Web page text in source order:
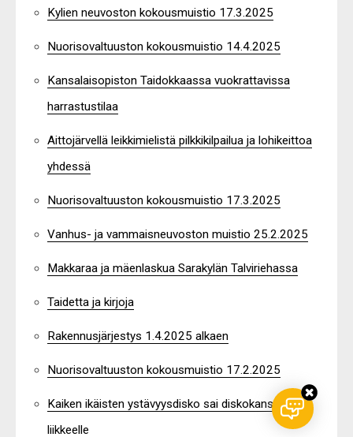
Kylien neuvoston kokousmuistio 17.3.2025
Nuorisovaltuuston kokousmuistio 14.4.2025
Kansalaisopiston Taidokkaassa vuokrattavissa
harrastustilaa
Aittojärvellä leikkimielistä pilkkikilpailua ja lohikeittoa
yhdessä
Nuorisovaltuuston kokousmuistio 17.3.2025
Vanhus- ja vammaisneuvoston muistio 25.2.2025
Makkaraa ja mäenlaskua Sarakylän Talviriehassa
Taidetta ja kirjoja
Rakennusjärjestys 1.4.2025 alkaen
Nuorisovaltuuston kokousmuistio 17.2.2025
Kaiken ikäisten ystävyysdisko sai diskokansan
liikkeelle